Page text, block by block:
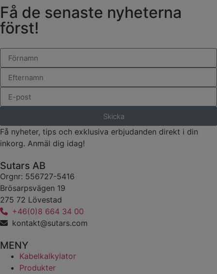
Få de senaste nyheterna
först!
Skicka
Få nyheter, tips och exklusiva erbjudanden direkt i din
inkorg. Anmäl dig idag!
Sutars AB
Orgnr: 556727-5416
Brösarpsvägen 19
275 72 Lövestad
+46(0)8 664 34 00
kontakt@sutars.com
MENY
Kabelkalkylator
Produkter